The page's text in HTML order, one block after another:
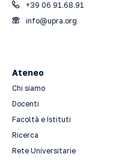
+39 06 91.68.91
info@upra.org
Ateneo
Chi siamo
Docenti
Facoltà e Istituti
Ricerca
Rete Universitarie